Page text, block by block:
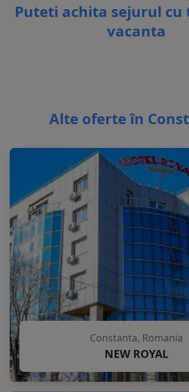
Puteti achita sejurul cu
vacanta
Alte oferte în
Constanta, Romania
NEW ROYAL